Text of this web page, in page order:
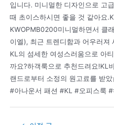
입니다. 미니멀한 디자인으로 고
때 초이스하시면 좋을 것 같아요
KWOPMB0200미니멀하면서 클
이엘), 최근 트렌디함과 어우러져
KL의 섬세한 여성스러움으로 아
까요?하객룩으로 추천드려요!KL
랜드로부터 소정의 원고료를 받
#아나운서 패션 #KL #오피스룩
Post